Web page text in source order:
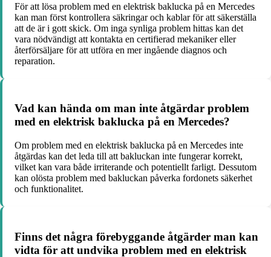
För att lösa problem med en elektrisk baklucka på en Mercedes
kan man först kontrollera säkringar och kablar för att säkerställa
att de är i gott skick. Om inga synliga problem hittas kan det
vara nödvändigt att kontakta en certifierad mekaniker eller
återförsäljare för att utföra en mer ingående diagnos och
reparation.
Vad kan hända om man inte åtgärdar problem
med en elektrisk baklucka på en Mercedes?
Om problem med en elektrisk baklucka på en Mercedes inte
åtgärdas kan det leda till att bakluckan inte fungerar korrekt,
vilket kan vara både irriterande och potentiellt farligt. Dessutom
kan olösta problem med bakluckan påverka fordonets säkerhet
och funktionalitet.
Finns det några förebyggande åtgärder man kan
vidta för att undvika problem med en elektrisk